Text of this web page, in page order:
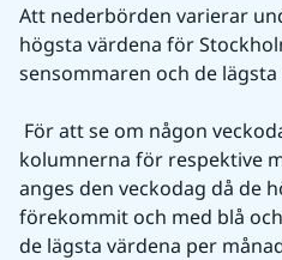
Att nederbörden varierar
högsta värdena för
sensommaren och de
kolumnerna för respektive
anges den veckodag då de
förekommit och med blå
de lägsta värdena per